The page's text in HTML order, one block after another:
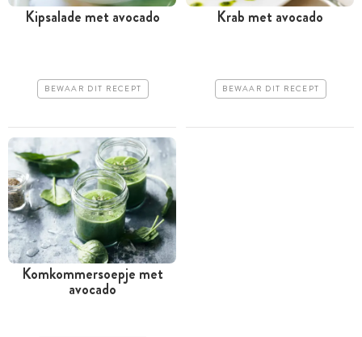
Kipsalade met avocado
BEWAAR DIT RECEPT
Krab met avocado
BEWAAR DIT RECEPT
Komkommersoepje met
avocado